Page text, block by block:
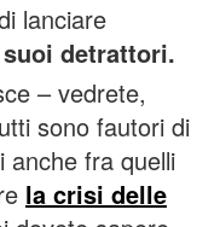
lanciare
detrattori.
– vedrete,
sono fautori di
anche fra quelli
la crisi delle